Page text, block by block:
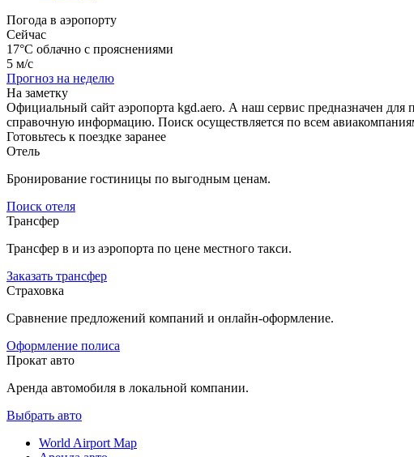
Погода в аэропорту
Сейчас
17°C облачно с прояснениями
5 м/с
Прогноз на неделю
На заметку
Официальный сайт аэропорта kgd.aero. А наш сервис предназначен
справочную информацию. Поиск осуществляется по всем
Готовьтесь к поездке заранее
Отель
Бронирование гостиницы по выгодным ценам.
Поиск отеля
Трансфер
Трансфер в и из аэропорта по цене местного такси.
Заказать трансфер
Страховка
Сравнение предложений компаний и онлайн-оформление.
Оформление полиса
Прокат авто
Аренда автомобиля в локальной компании.
Выбрать авто
World Airport Map